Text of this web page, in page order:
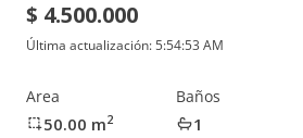
$ 4.500.000
Última actualización:5:54:53 AM
Area
50.00 m2
Baños
1